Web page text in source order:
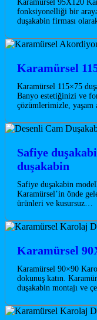
Karamürsel 95X120
fonksiyonelliği bir
duşakabin firması
Karamürsel
Karamürsel 115×75
Banyo estetiğinizi ve
çözümlerimizle, yaşam
Safiye
duşakabin
Safiye duşakabin
Karamürsel’in önde
ürünleri ve kusursuz…
Karamürsel
Karamürsel 90×90
dokunuş katın.
duşakabin montajı ve